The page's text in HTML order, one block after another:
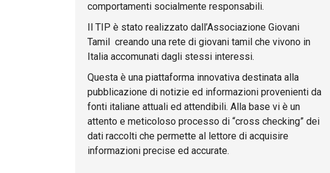
comportamenti socialmente responsabili.
Il TIP è stato realizzato dall’Associazione Giovani
Tamil creando una rete di giovani tamil che vivono in
Italia accomunati dagli stessi interessi.
Questa è una piattaforma innovativa destinata alla
pubblicazione di notizie ed informazioni provenienti da
fonti italiane attuali ed attendibili. Alla base vi è un
attento e meticoloso processo di “cross checking” dei
dati raccolti che permette al lettore di acquisire
informazioni precise ed accurate.